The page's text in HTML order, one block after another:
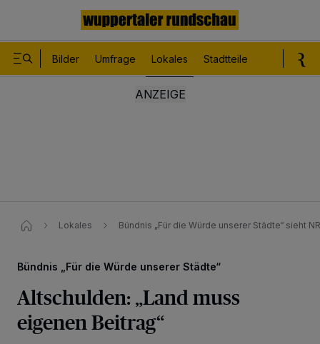
Bilder Umfrage Lokales Stadtteile
Lokales Bündnis „Für die Würde unserer Städte“​ sieht
Bündnis „Für die Würde unserer Städte“
Altschulden: „Land muss
eigenen Beitrag“